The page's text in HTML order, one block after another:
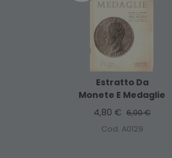
Estratto Da
Monete E Medaglie
4,80 € 6,00 €
Cod. A0129